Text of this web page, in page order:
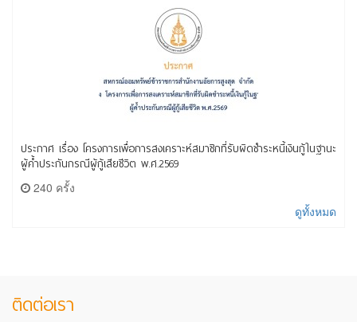
ประกาศ เรื่อง โครงการเพื่อการสงเคราะห์สมาชิกที่รับผิดชำระหนี้เงินกู้ในฐานะ
ผู้ค้ำประกันกรณีผู้กู้เสียชีวิต พ.ศ.2569
240 ครั้ง
ดูทั้งหมด
ติดต่อเรา